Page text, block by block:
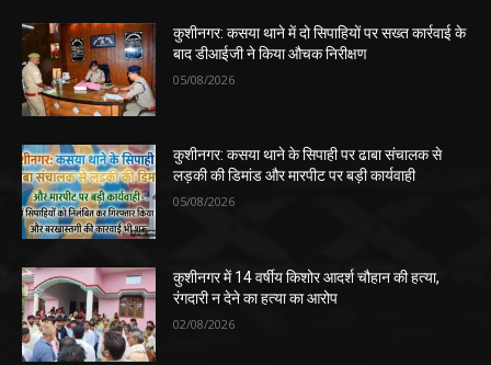
कुशीनगर: कसया थाने में दो सिपाहियों पर सख्त कार्रवाई के
बाद डीआईजी ने किया औचक निरीक्षण
05/08/2026
कुशीनगर: कसया थाने के सिपाही पर ढाबा संचालक से
लड़की की डिमांड और मारपीट पर बड़ी कार्यवाही
05/08/2026
कुशीनगर में 14 वर्षीय किशोर आदर्श चौहान की हत्या,
रंगदारी न देने का हत्या का आरोप
02/08/2026